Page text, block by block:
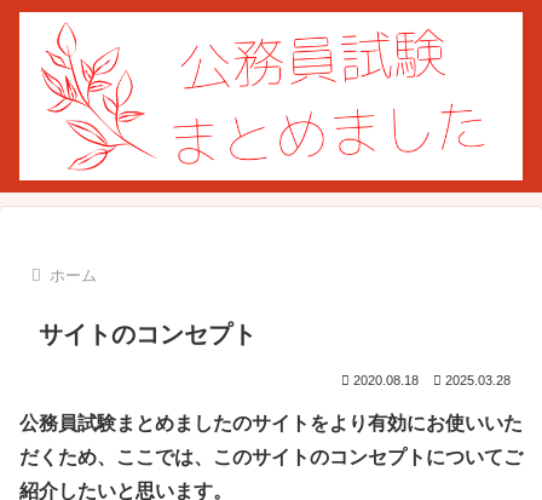
ホーム
サイトのコンセプト
2020.08.18 2025.03.28
公務員試験まとめましたのサイトをより有効にお使いいた
だくため、ここでは、このサイトのコンセプトについてご
紹介したいと思います。